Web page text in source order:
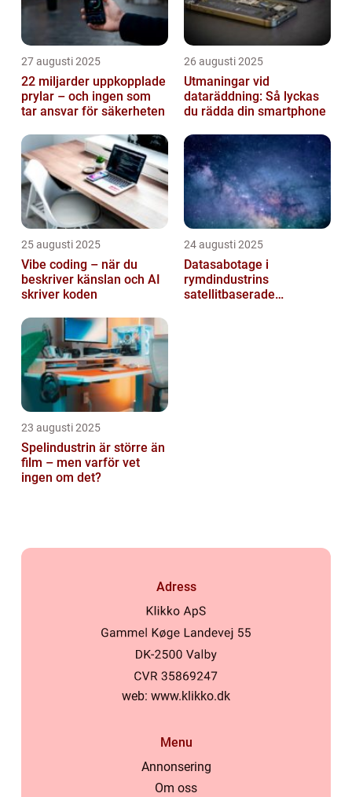
27 augusti 2025
22 miljarder uppkopplade
prylar – och ingen som
tar ansvar för säkerheten
26 augusti 2025
Utmaningar vid
dataräddning: Så lyckas
du rädda din smartphone
25 augusti 2025
Vibe coding – när du
beskriver känslan och AI
skriver koden
24 augusti 2025
Datasabotage i
rymdindustrins
satellitbaserade
23 augusti 2025
Spelindustrin är större än
film – men varför vet
ingen om det?
Adress
web: www.klikko.dk
Menu
Annonsering
Om oss